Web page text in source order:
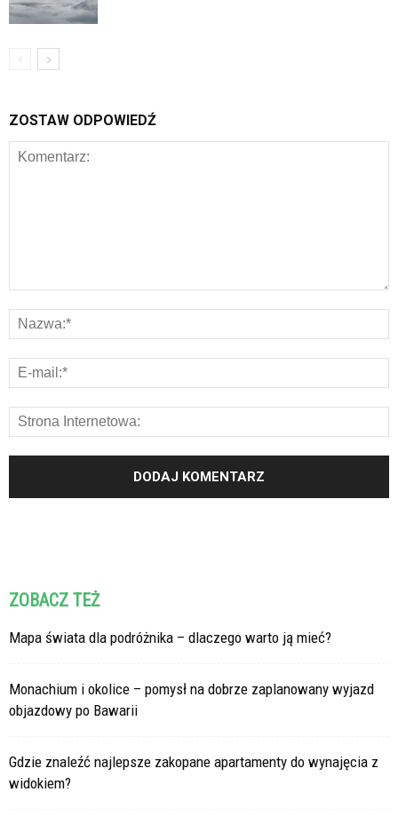
ZOSTAW ODPOWIEDŹ
ZOBACZ TEŻ
Mapa świata dla podróżnika – dlaczego warto ją mieć?
Monachium i okolice – pomysł na dobrze zaplanowany wyjazd
objazdowy po Bawarii
Gdzie znaleźć najlepsze zakopane apartamenty do wynajęcia z
widokiem?